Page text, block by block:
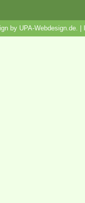
by UPA-Webdesign.de.